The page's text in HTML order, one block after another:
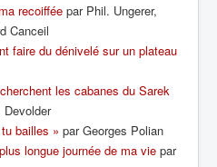
recoiffée par Phil. Ungerer,
Canceil
faire du dénivelé sur un plateau
les cabanes du Sarek
bailles » par Georges Polian
longue journée de ma vie par